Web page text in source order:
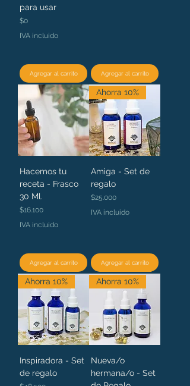
para usar
Precio
$0
IVA incluido
Agregar al carrito Agregar al carrito
Hacemos tu
receta - Frasco
30 Ml.
Precio
$16.100
IVA incluido
Agregar al carrito
Ahorra 10%
Amiga - Set de
regalo
Precio
$25.000
IVA incluido
Agregar al carrito
Ahorra 10%
Inspiradora - Set
de regalo
Ahorra 10%
Nueva/o
hermana/o - Set